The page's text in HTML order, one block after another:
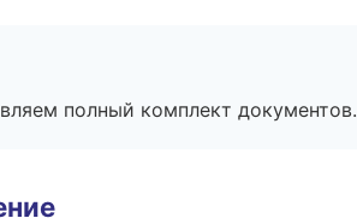
полный комплект документов.